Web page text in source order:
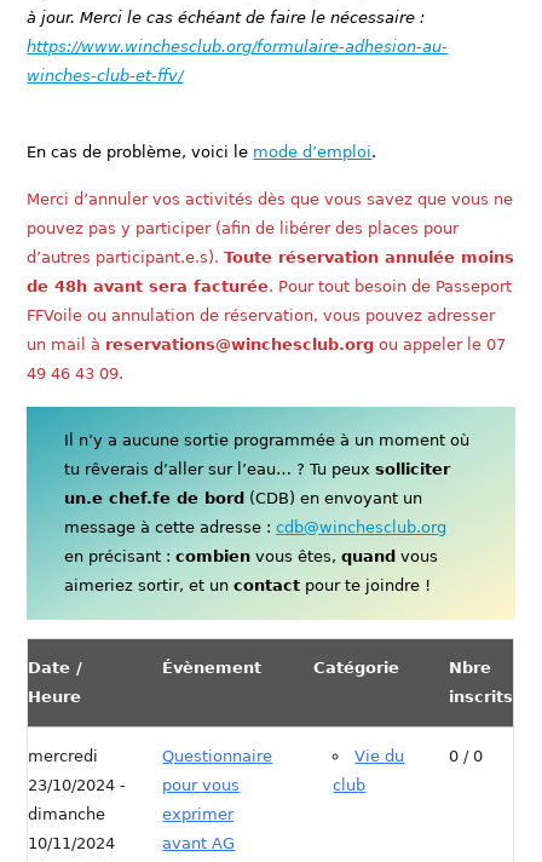
à jour. Merci le cas échéant de faire le nécessaire :
https://www.winchesclub.org/formulaire-adhesion-au-
winches-club-et-ffv/
En cas de problème, voici le mode d’emploi.
Merci d’annuler vos activités dès que vous savez que vous ne
pouvez pas y participer (afin de libérer des places pour
d’autres participant.e.s).Toute réservation annulée moins
de 48h avant sera facturée. Pour tout besoin de Passeport
FFVoile ou annulation de réservation, vous pouvez adresser
un mail à reservations@winchesclub.org ou appeler le 07
49 46 43 09.
Il n’y a aucune sortie programmée à un moment où
tu rêverais d’aller sur l’eau… ? Tu peuxsolliciter
un.e chef.fe de bord (CDB) en envoyant un
message à cette adresse :cdb@winchesclub.org
en précisant :combien vous êtes,quand vous
aimeriez sortir, et uncontact pour te joindre !
Date /
Heure
Évènement Catégorie
Nbre
inscrits
mercredi
23/10/2024 -
dimanche
10/11/2024
Questionnaire
pour vous
exprimer
avant AG
Vie du
club
0 / 0